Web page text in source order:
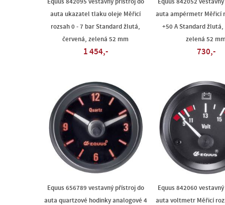
Equus 842095 vestavný přístroj do
auta ukazatel tlaku oleje Měřicí
rozsah 0 - 7 bar Standard žlutá,
červená, zelená 52 mm
1 454,-
Equus 842052
auta ampérmetr Měřicí
+50 A Standard
zelená 52
730,-
Equus 656789 vestavný přístroj do
auta quartzové hodinky analogové 4
Equus 842060
auta voltmetr Měřicí